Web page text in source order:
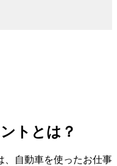
トとは？
、自動車を使ったお仕事